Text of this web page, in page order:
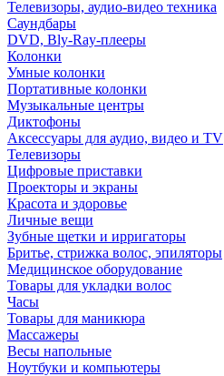
Телевизоры, аудио-видео техника
Саундбары
DVD, Bly-Ray-плееры
Колонки
Умные колонки
Портативные колонки
Музыкальные центры
Диктофоны
Аксессуары для аудио, видео и TV
Телевизоры
Цифровые приставки
Проекторы и экраны
Красота и здоровье
Личные вещи
Зубные щетки и ирригаторы
Бритье, стрижка волос, эпиляторы
Медицинское оборудование
Товары для укладки волос
Часы
Товары для маникюра
Массажеры
Весы напольные
Ноутбуки и компьютеры